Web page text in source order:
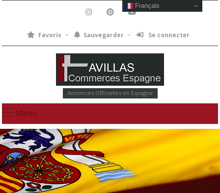
Favoris Sauvegarder Se connecter
Annonces Officielles en Espagne
Menu
Français